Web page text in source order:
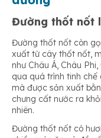
Đường thốt nốt
Đường thốt nốt còn
xuất từ cây thốt nốt,
như Châu Á, Châu
qua quá trình tinh
mà được sản xuất
chưng cất nước ra
nhiên.
Đường thốt nốt có